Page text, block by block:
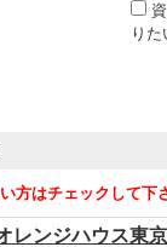
りた
方はチェックして下
レンジハウス東京